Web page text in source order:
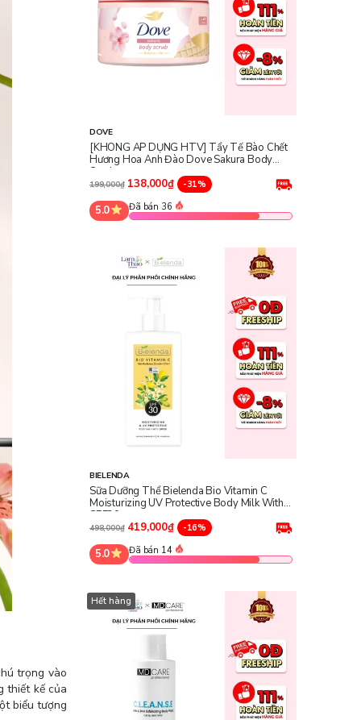
trọng vào
thiết kế của
biểu tượng
DOVE
[KHÔNG ÁP DỤNG HTV] Tẩy Tế Bào Chết
Hương Hoa Anh Đào Dove Sakura Body
Scrub
199,000₫ 138,000₫ -31%
5.0 Đã bán 36
BIELENDA
Sữa Dưỡng Thể Bielenda Bio Vitamin C
Moisturizing UV Protective Body Milk With
SPF30
498,000₫ 419,000₫ -16%
5.0 Đã bán 14
Hết hàng